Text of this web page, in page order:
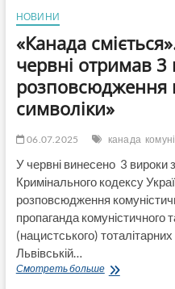
зростати
НОВИНИ
«Канада
червні отримав 3
розповсюдження
символіки»
06.07.2025 канада
У червні винесено 3 вироки
Кримінального кодексу
розповсюдження
пропаганда комуністичного
(нацистського)
Львівській…
Смотреть больше«Канада